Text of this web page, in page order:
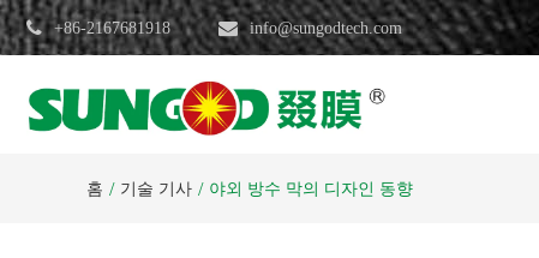
+86-2167681918 info@sungodtech.com
홈 기술 기사 야외 방수 막의 디자인 동향